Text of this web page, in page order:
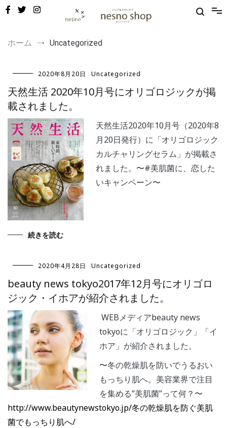
nesno（ネスノ）公式
ホーム
Uncategorized
2020年8月20日 Uncategorized
天然生活 2020年10月号にオリゴロジックが掲
載されました。
天然生活2020年10月号（2020年8
月20日発行）に「オリゴロジック
カルチャリングセラム」が掲載さ
れました。〜#美肌菌に、恋した
いキャンペーン〜
続きを読む
2020年4月28日 Uncategorized
beauty news tokyo2017年12月号にオリゴロ
ジック・イホアが紹介されました。
WEBメディアbeauty news
tokyoに「オリゴロジック」「イ
ホア」が紹介されました。
〜冬の乾燥肌を防いでうるおい
もっちり肌へ。美容業界で注目
を集める”美肌菌”って何？〜
http://www.beautynewstokyo.jp/冬の乾燥肌を防ぐ美肌
菌でもっちり肌へ/